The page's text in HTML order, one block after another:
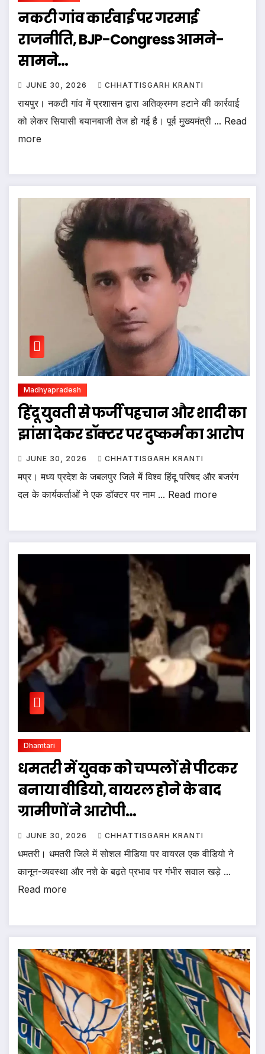
नकटी गांव कार्रवाई पर गरमाई
राजनीति, BJP-Congress आमने-
सामने…
JUNE 30, 2026 CHHATTISGARH KRANTI
रायपुर। नकटी गांव में प्रशासन द्वारा अतिक्रमण हटाने की कार्रवाई
को लेकर सियासी बयानबाजी तेज हो गई है। पूर्व मुख्यमंत्री ... Read
more
Madhyapradesh
हिंदू युवती से फर्जी पहचान और शादी का
झांसा देकर डॉक्टर पर दुष्कर्म का आरोप
JUNE 30, 2026 CHHATTISGARH KRANTI
मप्र। मध्य प्रदेश के जबलपुर जिले में विश्व हिंदू परिषद और बजरंग
दल के कार्यकर्ताओं ने एक डॉक्टर पर नाम ... Read more
Dhamtari
धमतरी में युवक को चप्पलों से पीटकर
बनाया वीडियो, वायरल होने के बाद
ग्रामीणों ने आरोपी…
JUNE 30, 2026 CHHATTISGARH KRANTI
धमतरी। धमतरी जिले में सोशल मीडिया पर वायरल एक वीडियो ने
कानून-व्यवस्था और नशे के बढ़ते प्रभाव पर गंभीर सवाल खड़े ...
Read more